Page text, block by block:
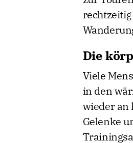
Die
Viele
in den
wieder an
Gelenke